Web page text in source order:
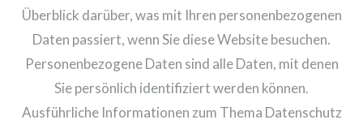
Überblick darüber, was mit Ihren personenbezogenen
Daten passiert, wenn Sie diese Website besuchen.
Personenbezogene Daten sind alle Daten, mit denen
Sie persönlich identifiziert werden können.
Ausführliche Informationen zum Thema Datenschutz